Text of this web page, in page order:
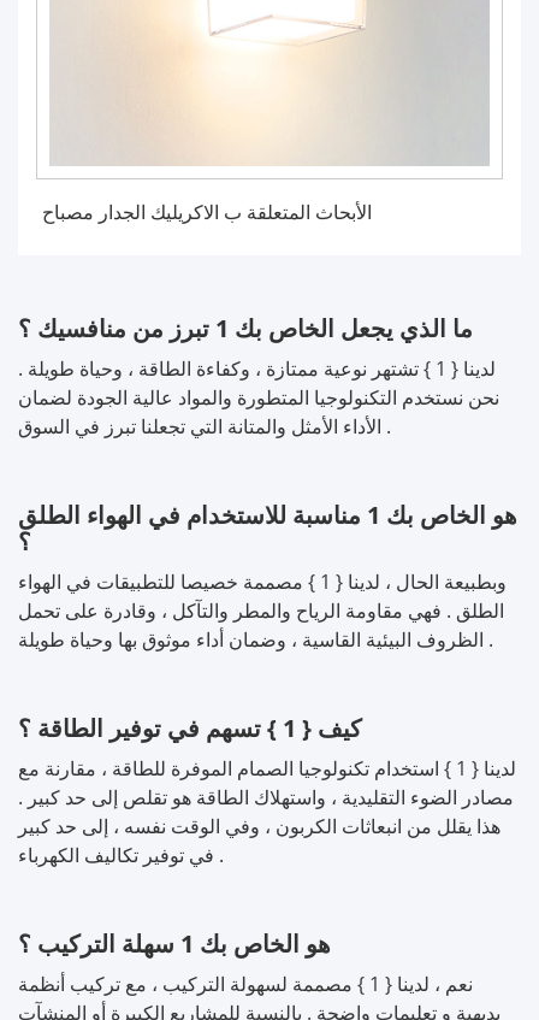
الأبحاث المتعلقة ب الاكريليك الجدار مصباح
ما الذي يجعل الخاص بك 1 تبرز من منافسيك ؟
لدينا { 1 } تشتهر نوعية ممتازة ، وكفاءة الطاقة ، وحياة طويلة .
نحن نستخدم التكنولوجيا المتطورة والمواد عالية الجودة لضمان
الأداء الأمثل والمتانة التي تجعلنا تبرز في السوق .
هو الخاص بك 1 مناسبة للاستخدام في الهواء الطلق
؟
وبطبيعة الحال ، لدينا { 1 } مصممة خصيصا للتطبيقات في الهواء
الطلق . فهي مقاومة الرياح والمطر والتآكل ، وقادرة على تحمل
الظروف البيئية القاسية ، وضمان أداء موثوق بها وحياة طويلة .
كيف { 1 } تسهم في توفير الطاقة ؟
لدينا { 1 } استخدام تكنولوجيا الصمام الموفرة للطاقة ، مقارنة مع
مصادر الضوء التقليدية ، واستهلاك الطاقة هو تقلص إلى حد كبير .
هذا يقلل من انبعاثات الكربون ، وفي الوقت نفسه ، إلى حد كبير
في توفير تكاليف الكهرباء .
هو الخاص بك 1 سهلة التركيب ؟
نعم ، لدينا { 1 } مصممة لسهولة التركيب ، مع تركيب أنظمة
بديهية و تعليمات واضحة . بالنسبة للمشاريع الكبيرة أو المنشآت